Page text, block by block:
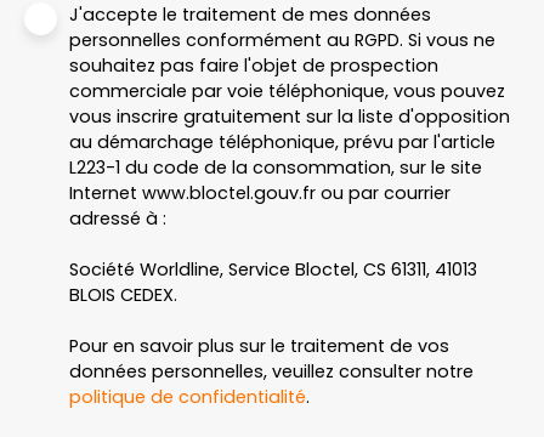
J'accepte le traitement de mes données
personnelles conformément au RGPD. Si vous ne
souhaitez pas faire l'objet de prospection
commerciale par voie téléphonique, vous pouvez
vous inscrire gratuitement sur la liste d'opposition
au démarchage téléphonique, prévu par l'article
L223-1 du code de la consommation, sur le site
Internet www.bloctel.gouv.fr ou par courrier
adressé à :
Société Worldline, Service Bloctel, CS 61311, 41013
BLOIS CEDEX.
Pour en savoir plus sur le traitement de vos
données personnelles, veuillez consulter notre
politique de confidentialité.